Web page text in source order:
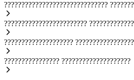
??????????????????????????????
????????????????????????
????????????????????
???????????????? ????????????????????